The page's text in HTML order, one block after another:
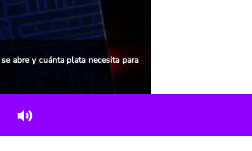
abre y cuánta plata necesita para